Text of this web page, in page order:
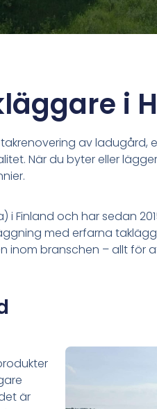
i
avladugård,
När du byter eller
Finland och har sedan
med erfarna
inom branschen – allt
är